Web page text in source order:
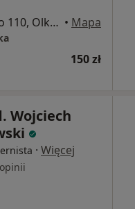
ul. Króla Kazimierza Wielkiego 110, Olkusz • Mapa
150 zł
Wojciech
· Więcej